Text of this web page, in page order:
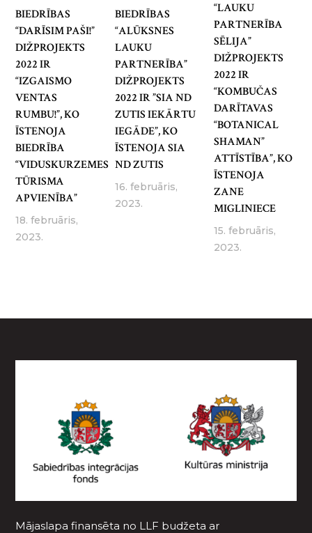
BIEDRĪBAS
“DARĪSIM PAŠI!”
DIŽPROJEKTS
2022 IR
“IZGAISMO
VENTAS
RUMBU!”, KO
ĪSTENOJA
BIEDRĪBA
“VIDUSKURZEMES
TŪRISMA
APVIENĪBA”
18. februāris,
2023.
BIEDRĪBAS
“ALŪKSNES
LAUKU
PARTNERĪBA”
DIŽPROJEKTS
2022 IR ”SIA ND
ZUTIS IEKĀRTU
IEGĀDE”, KO
ĪSTENOJA SIA
ND ZUTIS
16. februāris,
2023.
“LAUKU
PARTNERĪBA
SĒLIJA”
DIŽPROJEKTS
2022 IR
“KOMBUČAS
DARĪTAVAS
“BOTANICAL
SHAMAN”
ATTĪSTĪBA”, KO
ĪSTENOJA
ZANE
MIGLINIECE
15. februāris,
2023.
Mājaslapa finansēta no LLF budžeta ar